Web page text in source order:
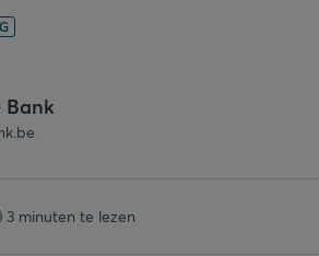
Bank
3 minuten te lezen